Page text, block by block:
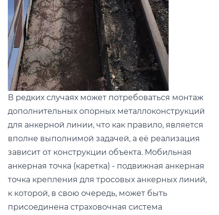
В редких случаях может потребоваться монтаж
дополнительных опорных металлоконструкций
для анкерной линии, что как правило, является
вполне выполнимой задачей, а её реализация
зависит от конструкции объекта. Мобильная
анкерная точка (каретка) - подвижная анкерная
точка крепления для тросовых анкерных линий,
к которой, в свою очередь, может быть
присоединена страховочная система